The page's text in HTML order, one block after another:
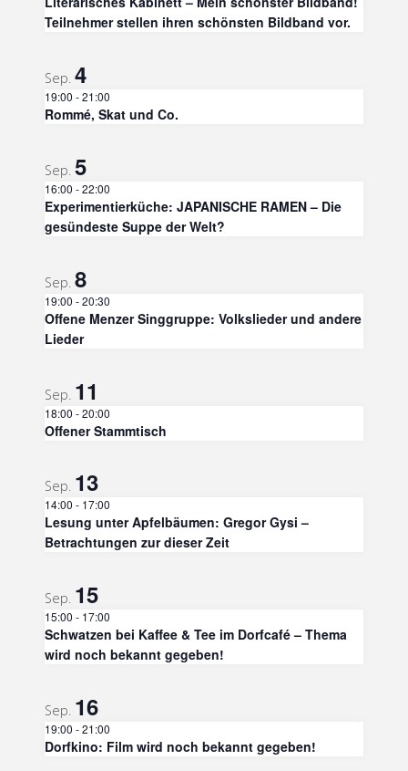
Teilnehmer stellen ihren schönsten Bildband vor.
Sep. 4
19:00 -21:00
Rommé, Skat und Co.
Sep. 5
16:00 -22:00
Experimentierküche: JAPANISCHE RAMEN – Die
gesündeste Suppe der Welt?
Sep. 8
19:00 -20:30
Offene Menzer Singgruppe: Volkslieder und andere
Lieder
Sep. 11
18:00 -20:00
Offener Stammtisch
Sep. 13
14:00 - 17:00
Lesung unter Apfelbäumen: Gregor Gysi –
Betrachtungen zur dieser Zeit
Sep. 15
15:00 - 17:00
Schwatzen bei Kaffee & Tee im Dorfcafé – Thema
wird noch bekannt gegeben!
Sep. 16
19:00 -21:00
Dorfkino: Film wird noch bekannt gegeben!